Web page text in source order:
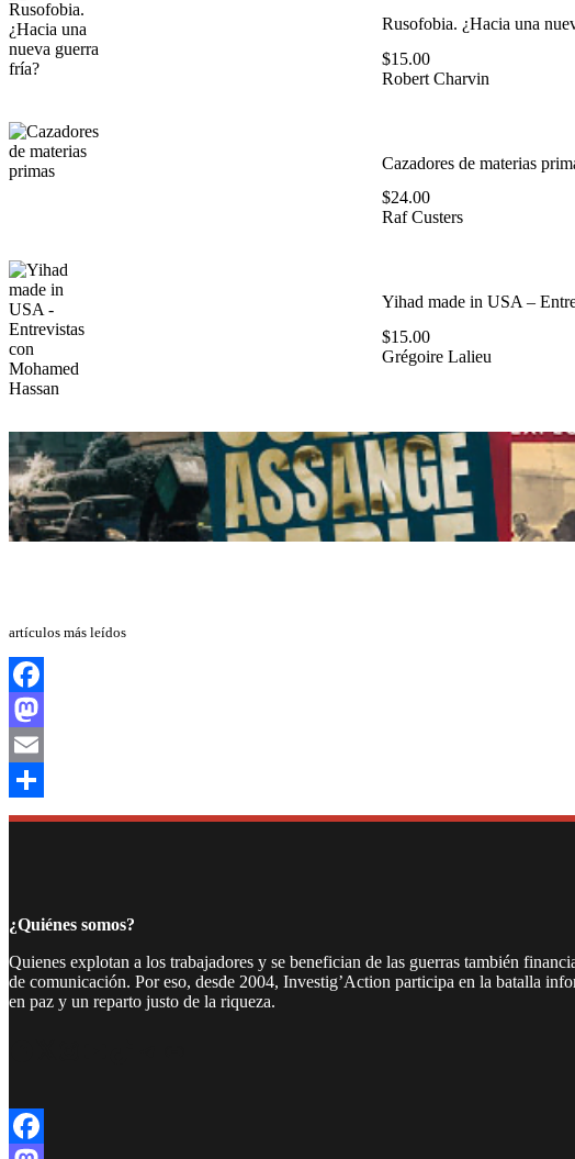
Rusofobia. ¿Hacia una
$15.00
Robert Charvin
Cazadores de materias
$24.00
Raf Custers
Yihad made in USA –
$15.00
Grégoire Lalieu
artículos más leídos
Facebook
Mastodon
Email
Compartir
¿Quiénes somos?
Quienes explotan a los trabajadores y se benefician de las guerras también
de comunicación. Por eso, desde 2004, Investig’Action participa en la batalla
en paz y un reparto justo de la riqueza.